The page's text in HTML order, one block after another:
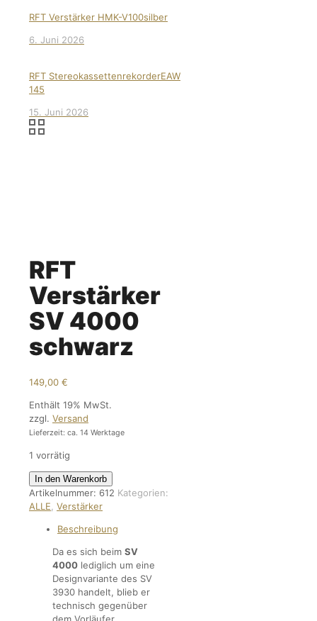
RFT Verstärker HMK-V100silber
6. Juni 2026
RFT StereokassettenrekorderEAW
145
15. Juni 2026
RFT
Verstärker
SV 4000
schwarz
149,00 €
Enthält 19% MwSt.
zzgl. Versand
Lieferzeit: ca. 14 Werktage
1 vorrätig
RFT
VerstärkerSV
4000
Menge
In den Warenkorb
Artikelnummer: 612 Kategorien:
ALLE Verstärker
Beschreibung
Da es sich beim SV
4000 lediglich um eine
Designvariante des SV
3930 handelt, blieb er
technisch gegenüber